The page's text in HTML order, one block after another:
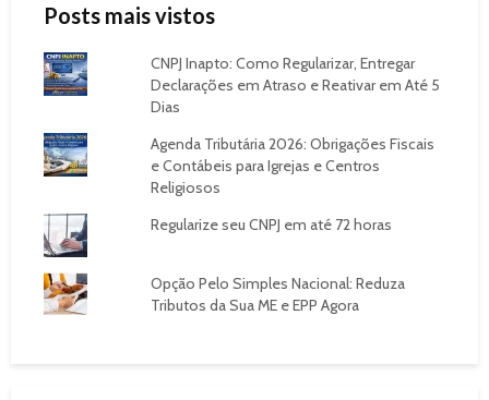
Posts mais vistos
CNPJ Inapto: Como Regularizar, Entregar
Declarações em Atraso e Reativar em Até 5
Dias
Agenda Tributária 2026: Obrigações Fiscais
e Contábeis para Igrejas e Centros
Religiosos
Regularize seu CNPJ em até 72 horas
Opção Pelo Simples Nacional: Reduza
Tributos da Sua ME e EPP Agora